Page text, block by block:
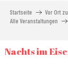
Startseite Vor Ort
Alle Veranstaltungen
Nachts im